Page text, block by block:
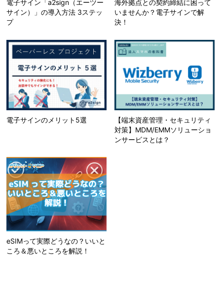
電子サイン「a2sign（エーツー
サイン）」の導入方法 3ステッ
プ
海外拠点との契約締結に困って
いませんか？電子サインで解
決！
電子サインのメリット5選
【端末資産管理・セキュリティ
対策】MDM/EMMソリューショ
ンサービスとは？
eSIMって実際どうなの？いいと
ころ＆悪いところを解説！